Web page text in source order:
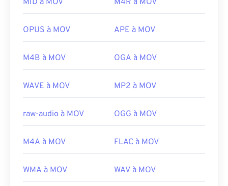
Liens utiles:
rmat
player/welcome/mac
ROSE Online. Ces types de fichiers sont
technologies et elles ne s'ouvrent pas dans
Sortie initiale :2001
https://en.wikipedia.org/wiki/QuickTime_File_Format
CH203-BBCGDDDF
MID à MOV M4R à MOV
OPUS à MOV APE à MOV
M4B à MOV OGA à MOV
WAVE à MOV MP2 à MOV
raw-audio à MOV OGG à MOV
M4A à MOV FLAC à MOV
WMA à MOV WAV à MOV